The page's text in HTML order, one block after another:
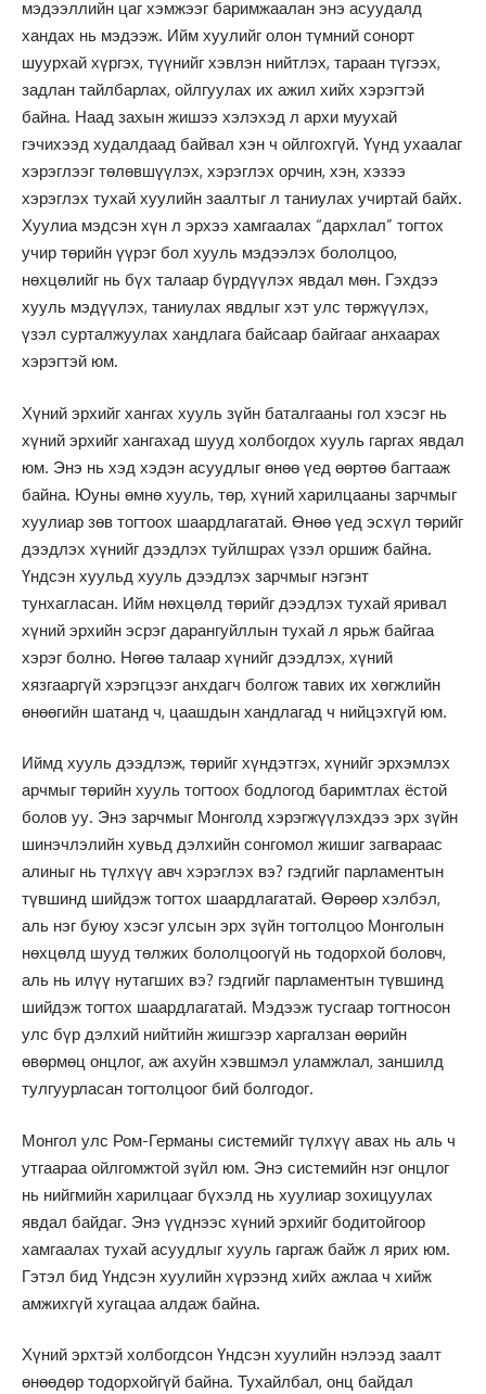
мэдээллийн цаг хэмжээг баримжаалан энэ асуудалд
хандах нь мэдээж. Ийм хуулийг олон түмний сонорт
шуурхай хүргэх, түүнийг хэвлэн нийтлэх, тараан түгээх,
задлан тайлбарлах, ойлгуулах их ажил хийх хэрэгтэй
байна. Наад захын жишээ хэлэхэд л архи муухай
гэчихээд худалдаад байвал хэн ч ойлгохгүй. Үүнд ухаалаг
хэрэглээг төлөвшүүлэх, хэрэглэх орчин, хэн, хэзээ
хэрэглэх тухай хуулийн заалтыг л таниулах учиртай байх.
Хуулиа мэдсэн хүн л эрхээ хамгаалах “дархлал” тогтох
учир төрийн үүрэг бол хууль мэдээлэх бололцоо,
нөхцөлийг нь бүх талаар бүрдүүлэх явдал мөн. Гэхдээ
хууль мэдүүлэх, таниулах явдлыг хэт улс төржүүлэх,
үзэл сурталжуулах хандлага байсаар байгааг анхаарах
хэрэгтэй юм.
Хүний эрхийг хангах хууль зүйн баталгааны гол хэсэг нь
хүний эрхийг хангахад шууд холбогдох хууль гаргах явдал
юм. Энэ нь хэд хэдэн асуудлыг өнөө үед өөртөө багтааж
байна. Юуны өмнө хууль, төр, хүний харилцааны зарчмыг
хуулиар зөв тогтоох шаардлагатай. Өнөө үед эсхүл төрийг
дээдлэх хүнийг дээдлэх туйлшрах үзэл оршиж байна.
Үндсэн хуульд хууль дээдлэх зарчмыг нэгэнт
тунхагласан. Ийм нөхцөлд төрийг дээдлэх тухай яривал
хүний эрхийн эсрэг дарангуйллын тухай л ярьж байгаа
хэрэг болно. Нөгөө талаар хүнийг дээдлэх, хүний
хязгааргүй хэрэгцээг анхдагч болгож тавих их хөгжлийн
өнөөгийн шатанд ч, цаашдын хандлагад ч нийцэхгүй юм.
Иймд хууль дээдлэж, төрийг хүндэтгэх, хүнийг эрхэмлэх
арчмыг төрийн хууль тогтоох бодлогод баримтлах ёстой
болов уу. Энэ зарчмыг Монголд хэрэгжүүлэхдээ эрх зүйн
шинэчлэлийн хувьд дэлхийн сонгомол жишиг загвараас
алиныг нь түлхүү авч хэрэглэх вэ? гэдгийг парламентын
түвшинд шийдэж тогтох шаардлагатай. Өөрөөр хэлбэл,
аль нэг буюу хэсэг улсын эрх зүйн тогтолцоо Монголын
нөхцөлд шууд төлжих бололцоогүй нь тодорхой боловч,
аль нь илүү нутагших вэ? гэдгийг парламентын түвшинд
шийдэж тогтох шаардлагатай. Мэдээж тусгаар тогтносон
улс бүр дэлхий нийтийн жишгээр харгалзан өөрийн
өвөрмөц онцлог, аж ахуйн хэвшмэл уламжлал, заншилд
тулгуурласан тогтолцоог бий болгодог.
Монгол улс Ром-Германы системийг түлхүү авах нь аль ч
утгаараа ойлгомжтой зүйл юм. Энэ системийн нэг онцлог
нь нийгмийн харилцааг бүхэлд нь хуулиар зохицуулах
явдал байдаг. Энэ үүднээс хүний эрхийг бодитойгоор
хамгаалах тухай асуудлыг хууль гаргаж байж л ярих юм.
Гэтэл бид Үндсэн хуулийн хүрээнд хийх ажлаа ч хийж
амжихгүй хугацаа алдаж байна.
Хүний эрхтэй холбогдсон Үндсэн хуулийн нэлээд заалт
өнөөдөр тодорхойгүй байна. Тухайлбал, онц байдал